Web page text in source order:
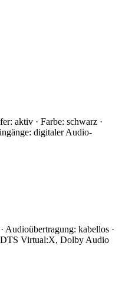
aktiv · Farbe: schwarz ·
digitaler Audio-
Audioübertragung: kabellos ·
DTS Virtual:X, Dolby Audio